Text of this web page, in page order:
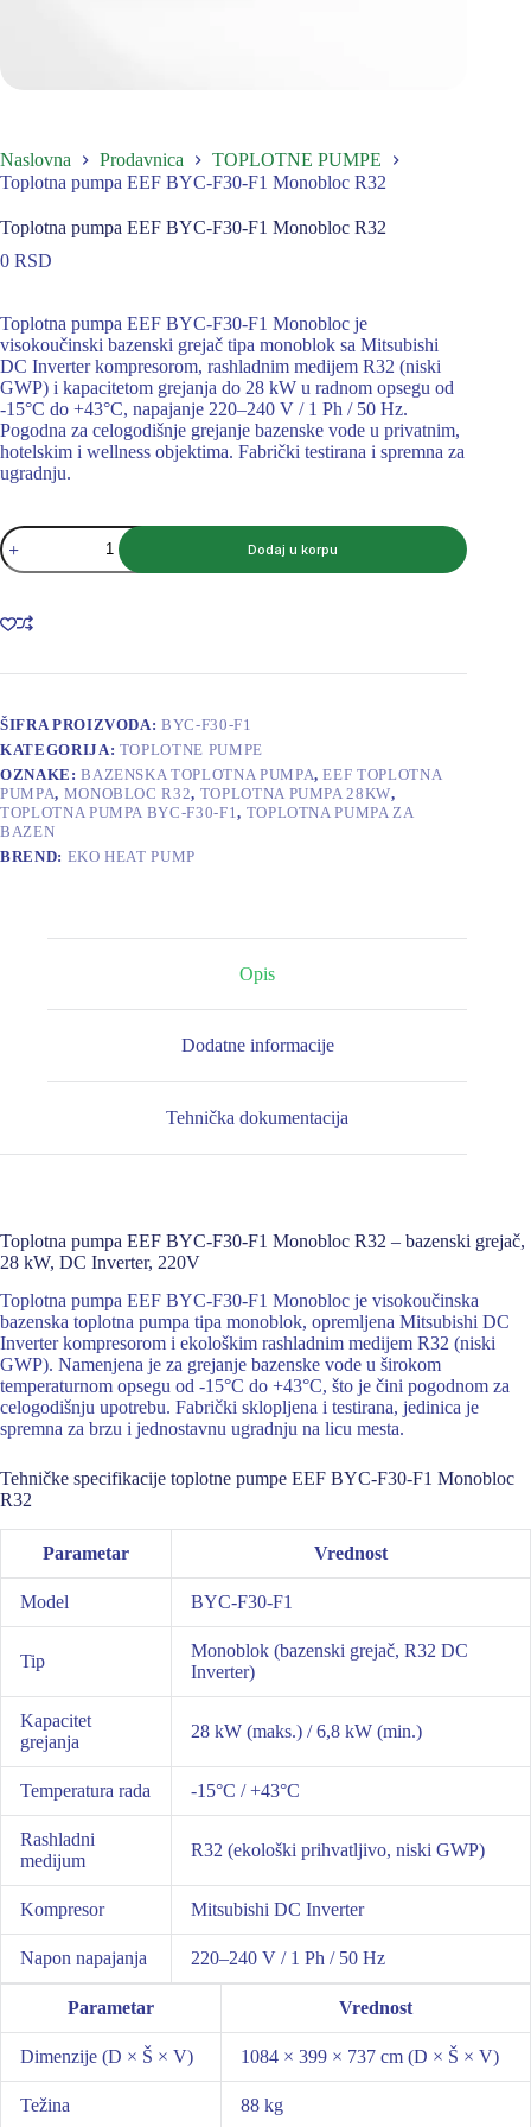
Naslovna Prodavnica
TOPLOTNE PUMPE
Toplotna pumpa EEF BYC-F30-F1 Monobloc R32
Toplotna pumpa EEF BYC-F30-F1 Monobloc R32
0 RSD
Toplotna pumpa EEF BYC-F30-F1 Monobloc je
visokoučinski bazenski grejač tipa monoblok sa Mitsubishi
DC Inverter kompresorom, rashladnim medijem R32 (niski
GWP) i kapacitetom grejanja do 28 kW u radnom opsegu od
-15°C do +43°C, napajanje 220–240 V / 1 Ph / 50 Hz.
Pogodna za celogodišnje grejanje bazenske vode u privatnim,
hotelskim i wellness objektima. Fabrički testirana i spremna za
ugradnju.
Toplotna
pumpa
EEF
F30-
F1
R32
Dodaj u korpu
ŠIFRA PROIZVODA:BYC-F30-F1
KATEGORIJA: TOPLOTNE PUMPE
OZNAKE:BAZENSKA TOPLOTNA PUMPA,EEF TOPLOTNA
PUMPA, MONOBLOC R32, TOPLOTNA PUMPA 28KW,
TOPLOTNA PUMPA BYC-F30-F1, TOPLOTNA PUMPA ZA
BAZEN
BREND: EKO HEAT PUMP
Opis
Dodatne informacije
Tehnička dokumentacija
Toplotna pumpa EEF BYC-F30-F1 Monobloc R32 – bazenski grejač,
28 kW, DC Inverter, 220V
Toplotna pumpa EEF BYC-F30-F1 Monobloc je visokoučinska
bazenska toplotna pumpa tipa monoblok, opremljena Mitsubishi DC
Inverter kompresorom i ekološkim rashladnim medijem R32 (niski
GWP). Namenjena je za grejanje bazenske vode u širokom
temperaturnom opsegu od -15°C do +43°C, što je čini pogodnom za
celogodišnju upotrebu. Fabrički sklopljena i testirana, jedinica je
spremna za brzu i jednostavnu ugradnju na licu mesta.
Tehničke specifikacije toplotne pumpe EEF BYC-F30-F1 Monobloc
R32
Parametar Vrednost
Model BYC-F30-F1
Tip
Monoblok (bazenski grejač, R32 DC
Inverter)
Kapacitet
grejanja
28 kW (maks.) / 6,8 kW (min.)
Temperatura rada -15°C / +43°C
Rashladni
medijum
R32 (ekološki prihvatljivo, niski GWP)
Kompresor Mitsubishi DC Inverter
Napon napajanja 220–240 V / 1 Ph / 50 Hz
Parametar Vrednost
Dimenzije (D × Š × V) 1084 × 399 × 737 cm (D × Š × V)
Težina 88 kg